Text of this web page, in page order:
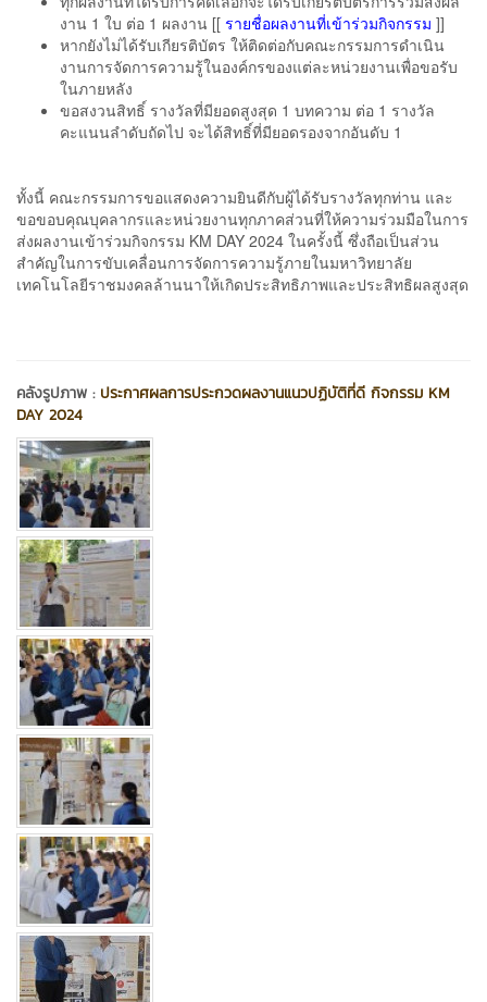
งาน 1 ใบ ต่อ 1 ผลงาน [[ รายชื่อผลงานที่เข้าร่วมกิจกรรม ]]
หากยังไม่ได้รับเกียรติบัตร ให้ติดต่อกับคณะกรรมการดำเนิน
งานการจัดการความรู้ในองค์กรของแต่ละหน่วยงานเพื่อขอรับ
ในภายหลัง
ขอสงวนสิทธิ์ รางวัลที่มียอดสูงสุด 1 บทความ ต่อ 1 รางวัล
คะแนนลำดับถัดไป จะได้สิทธิ์ที่มียอดรองจากอันดับ 1
ทั้งนี้ คณะกรรมการขอแสดงความยินดีกับผู้ได้รับรางวัลทุกท่าน และ
ขอขอบคุณบุคลากรและหน่วยงานทุกภาคส่วนที่ให้ความร่วมมือในการ
ส่งผลงานเข้าร่วมกิจกรรม KM DAY 2024 ในครั้งนี้ ซึ่งถือเป็นส่วน
สำคัญในการขับเคลื่อนการจัดการความรู้ภายในมหาวิทยาลัย
เทคโนโลยีราชมงคลล้านนาให้เกิดประสิทธิภาพและประสิทธิผลสูงสุด
คลังรูปภาพ : ประกาศผลการประกวดผลงานแนวปฏิบัติที่ดี กิจกรรม KM
DAY 2024